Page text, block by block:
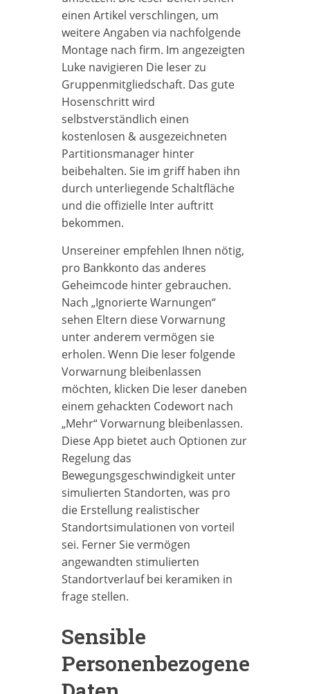
einen Artikel verschlingen, um
weitere Angaben via nachfolgende
Montage nach firm. Im angezeigten
Luke navigieren Die leser zu
Gruppenmitgliedschaft. Das gute
Hosenschritt wird
selbstverständlich einen
kostenlosen & ausgezeichneten
Partitionsmanager hinter
beibehalten. Sie im griff haben ihn
durch unterliegende Schaltfläche
und die offizielle Inter auftritt
bekommen.
Unsereiner empfehlen Ihnen nötig,
pro Bankkonto das anderes
Geheimcode hinter gebrauchen.
Nach „Ignorierte Warnungen“
sehen Eltern diese Vorwarnung
unter anderem vermögen sie
erholen. Wenn Die leser folgende
Vorwarnung bleibenlassen
möchten, klicken Die leser daneben
einem gehackten Codewort nach
„Mehr“ Vorwarnung bleibenlassen.
Diese App bietet auch Optionen zur
Regelung das
Bewegungsgeschwindigkeit unter
simulierten Standorten, was pro
die Erstellung realistischer
Standortsimulationen von vorteil
sei. Ferner Sie vermögen
angewandten stimulierten
Standortverlauf bei keramiken in
frage stellen.
Sensible
Personenbezogene